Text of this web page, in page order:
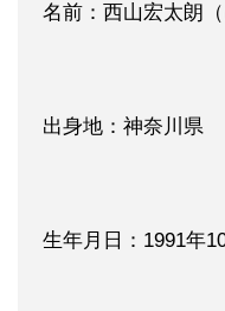
名前：西山宏太朗
出身地：神奈川県
生年月日：1991年